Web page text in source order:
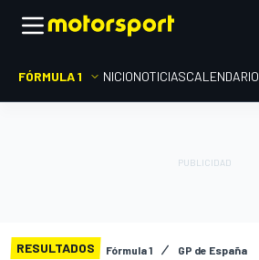
FÓRMULA 1 INICIONOTICIASCALENDARIO
RESULTADOS Fórmula 1 GP de España